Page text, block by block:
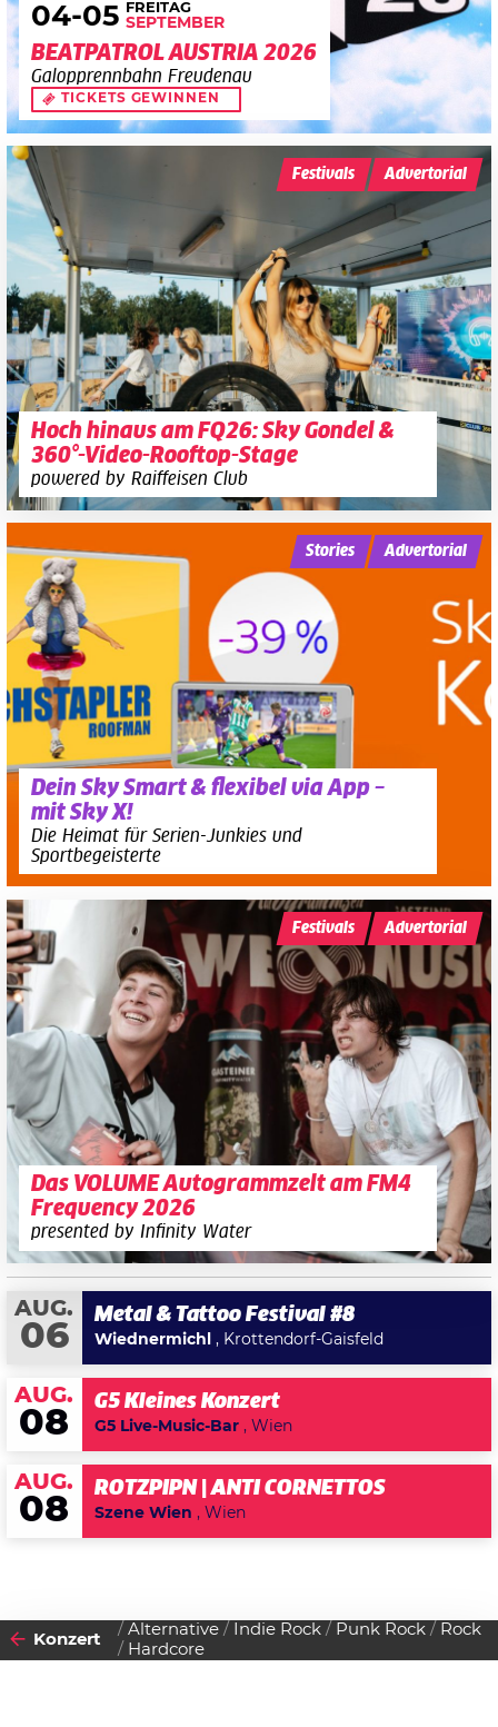
04-05 FREITAG
SEPTEMBER
BEATPATROL AUSTRIA 2026
Galopprennbahn Freudenau
TICKETS GEWINNEN
Hoch hinaus am FQ26: Sky Gondel &
360°-Video-Rooftop-Stage
powered by Raiffeisen Club
Festivals Advertorial
Dein Sky Smart & flexibel via App –
mit Sky X!
Die Heimat für Serien-Junkies und
Sportbegeisterte
Stories Advertorial
Das VOLUME Autogrammzelt am FM4
Frequency 2026
presented by Infinity Water
Festivals Advertorial
AUG.
06
Metal & Tattoo Festival #8
Wiednermichl , Krottendorf-Gaisfeld
AUG.
08
G5 Kleines Konzert
G5 Live-Music-Bar , Wien
AUG.
08
ROTZPIPN | ANTI CORNETTOS
Szene Wien , Wien
Konzert
Alternative Indie Rock Punk Rock
Rock
Hardcore